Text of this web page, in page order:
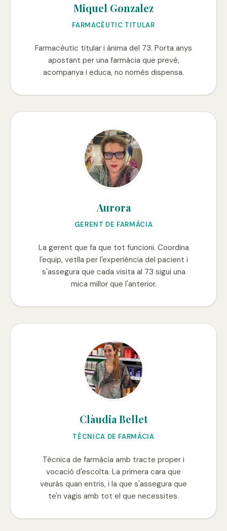
Miquel Gonzalez
FARMACÈUTIC TITULAR
Farmacèutic titular i ànima del 73. Porta anys
apostant per una farmàcia que prevé,
acompanya i educa, no només dispensa.
Aurora
GERENT DE FARMÀCIA
La gerent que fa que tot funcioni. Coordina
l'equip, vetlla per l'experiència del pacient i
s'assegura que cada visita al 73 sigui una
mica millor que l'anterior.
Clàudia Bellet
TÈCNICA DE FARMÀCIA
Tècnica de farmàcia amb tracte proper i
vocació d'escolta. La primera cara que
veuràs quan entris, i la que s'assegura que
te'n vagis amb tot el que necessites.